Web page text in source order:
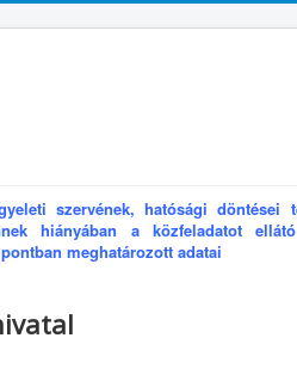
szervének, hatósági döntései
hiányában a közfeladatot
meghatározott adatai